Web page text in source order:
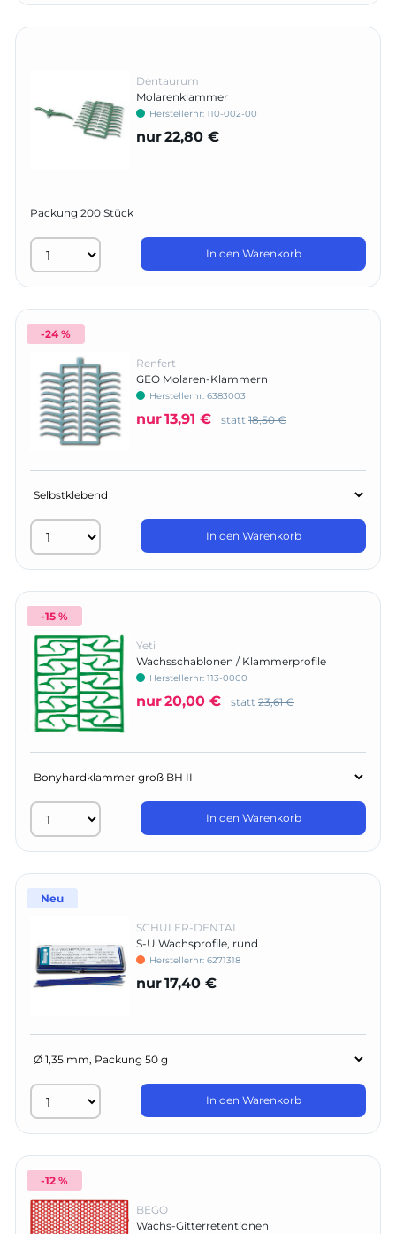
Dentaurum
Molarenklammer
Herstellernr: 110-002-00
nur22,80 €
Packung 200 Stück
In den Warenkorb
-24 %
Renfert
GEO Molaren-Klammern
Herstellernr: 6383003
nur13,91 € statt 18,50 €
In den Warenkorb
-15 %
Yeti
Wachsschablonen / Klammerprofile
Herstellernr: 113-0000
nur20,00 € statt 23,61 €
In den Warenkorb
Neu
SCHULER-DENTAL
S-U Wachsprofile, rund
Herstellernr: 6271318
nur17,40 €
In den Warenkorb
-12 %
BEGO
Wachs-Gitterretentionen